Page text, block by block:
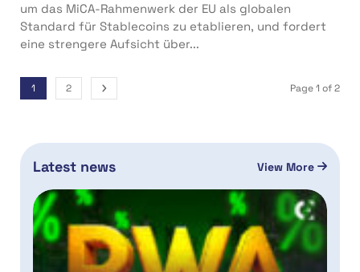
um das MiCA-Rahmenwerk der EU als globalen
Standard für Stablecoins zu etablieren, und fordert
eine strengere Aufsicht über...
1 2 Page 1 of 2
Latest news View More